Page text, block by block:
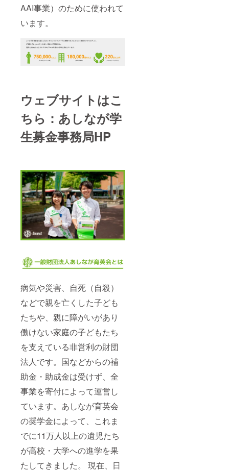
AAI事業）のために使われて
います。
ウェブサイトはこ
ちら：あしなが学
生募金事務局HP
病気や災害、自死（自殺）
などで親を亡くした子ども
たちや、親に障がいがあり
働けない家庭の子どもたち
を支えている非営利の財団
法人です。国などからの補
助金・助成金は受けず、全
事業を寄付によって運営し
ています。あしなが育英会
の奨学金によって、これま
でに11万人以上の遺児たち
が高校・大学への進学を果
たしてきました。 現在、日